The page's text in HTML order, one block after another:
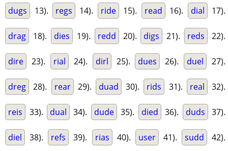
dugs 13). regs 14). ride 15). read 16). dial 17).
drag 18). dies 19). redd 20). digs 21). reds 22).
dire 23). rial 24). dirl 25). dues 26). duel 27).
dreg 28). rear 29). duad 30). rids 31). real 32).
reis 33). dual 34). dude 35). died 36). duds 37).
diel 38). refs 39). rias 40). user 41). sudd 42).